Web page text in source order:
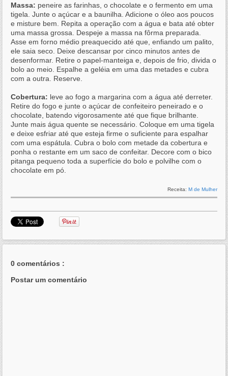
Massa: peneire as farinhas, o chocolate e o fermento em uma
tigela. Junte o açúcar e a baunilha. Adicione o óleo aos poucos
e misture bem. Repita a operação com a água e bata até obter
uma massa grossa. Despeje a massa na fôrma preparada.
Asse em forno médio preaquecido até que, enfiando um palito,
ele saia seco. Deixe descansar por cinco minutos antes de
desenformar. Retire o papel-manteiga e, depois de frio, divida o
bolo ao meio. Espalhe a geléia em uma das metades e cubra
com a outra. Reserve.
Cobertura: leve ao fogo a margarina com a água até derreter.
Retire do fogo e junte o açúcar de confeiteiro peneirado e o
chocolate, batendo vigorosamente até que fique brilhante.
Junte mais água quente se necessário. Coloque em uma tigela
e deixe esfriar até que esteja firme o suficiente para espalhar
com uma espátula. Cubra o bolo com metade da cobertura e
ponha o restante em um saco de confeitar. Decore com o bico
pitanga pequeno toda a superfície do bolo e polvilhe com o
chocolate em pó.
Receita: M de Mulher
0 comentários :
Postar um comentário